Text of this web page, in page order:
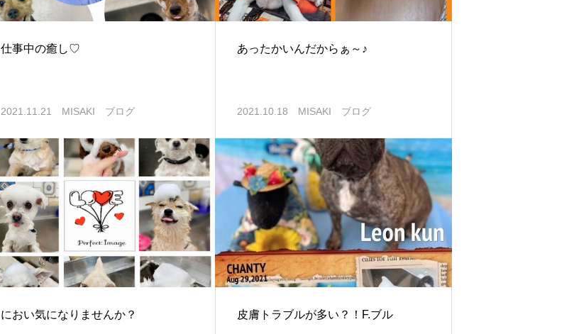
仕事中の癒し♡
2021.11.21 MISAKI ブログ
あったかいんだからぁ～♪
2021.10.18 MISAKI ブログ
におい気になりませんか？ 皮膚トラブルが多い？！F.ブル